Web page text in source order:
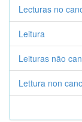
Lecturas no
Leitura
Leituras não
Lettura non